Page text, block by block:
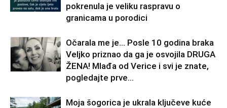
pokrenula je veliku raspravu o
granicama u porodici
Očarala me je… Posle 10 godina braka
Veljko priznao da ga je osvojila DRUGA
ŽENA! Mlađa od Verice i svi je znate,
pogledajte prve...
Moja šogorica je ukrala ključeve kuće